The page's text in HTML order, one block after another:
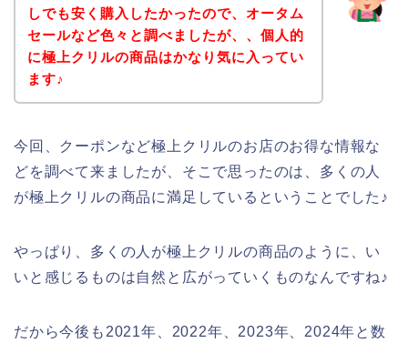
しでも安く購入したかったので、オータム
セールなど色々と調べましたが、、個人的
に極上クリルの商品はかなり気に入ってい
ます♪
今回、クーポンなど極上クリルのお店のお得な情報な
どを調べて来ましたが、そこで思ったのは、多くの人
が極上クリルの商品に満足しているということでした♪
やっぱり、多くの人が極上クリルの商品のように、い
いと感じるものは自然と広がっていくものなんですね♪
だから今後も2021年、2022年、2023年、2024年と数